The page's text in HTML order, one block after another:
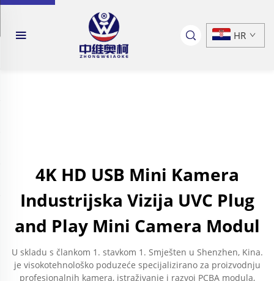
HR
4K HD USB Mini Kamera
Industrijska Vizija UVC Plug
and Play Mini Camera Modul
U skladu s člankom 1. stavkom 1. Smješten u Shenzhen, Kina.
je visokotehnološko poduzeće specijalizirano za proizvodnju
profesionalnih kamera, istraživanje i razvoj PCBA modula,